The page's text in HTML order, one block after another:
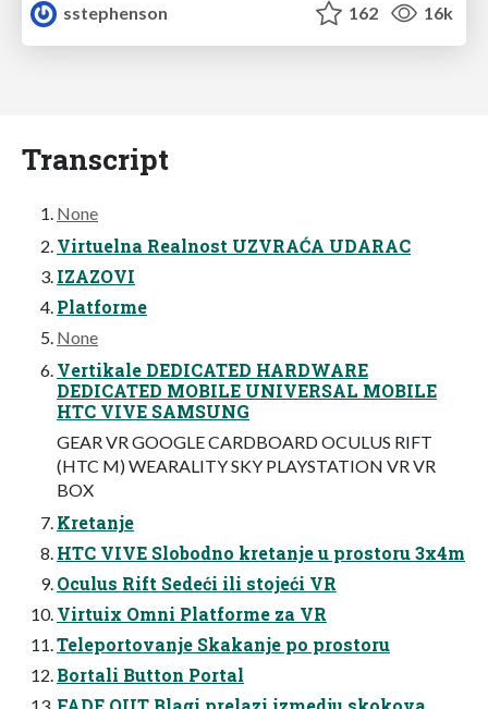
sstephenson
162 16k
Transcript
None
Virtuelna Realnost UZVRAĆA UDARAC
IZAZOVI
Platforme
None
Vertikale DEDICATED HARDWARE
DEDICATED MOBILE UNIVERSAL MOBILE
HTC VIVE SAMSUNG
GEAR VR GOOGLE CARDBOARD OCULUS RIFT
(HTC M) WEARALITY SKY PLAYSTATION VR VR
BOX
Kretanje
HTC VIVE Slobodno kretanje u prostoru 3x4m
Oculus Rift Sedeći ili stojeći VR
Virtuix Omni Platforme za VR
Teleportovanje Skakanje po prostoru
Bortali Button Portal